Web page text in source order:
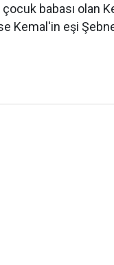
babası olan
Kemal'in eşi